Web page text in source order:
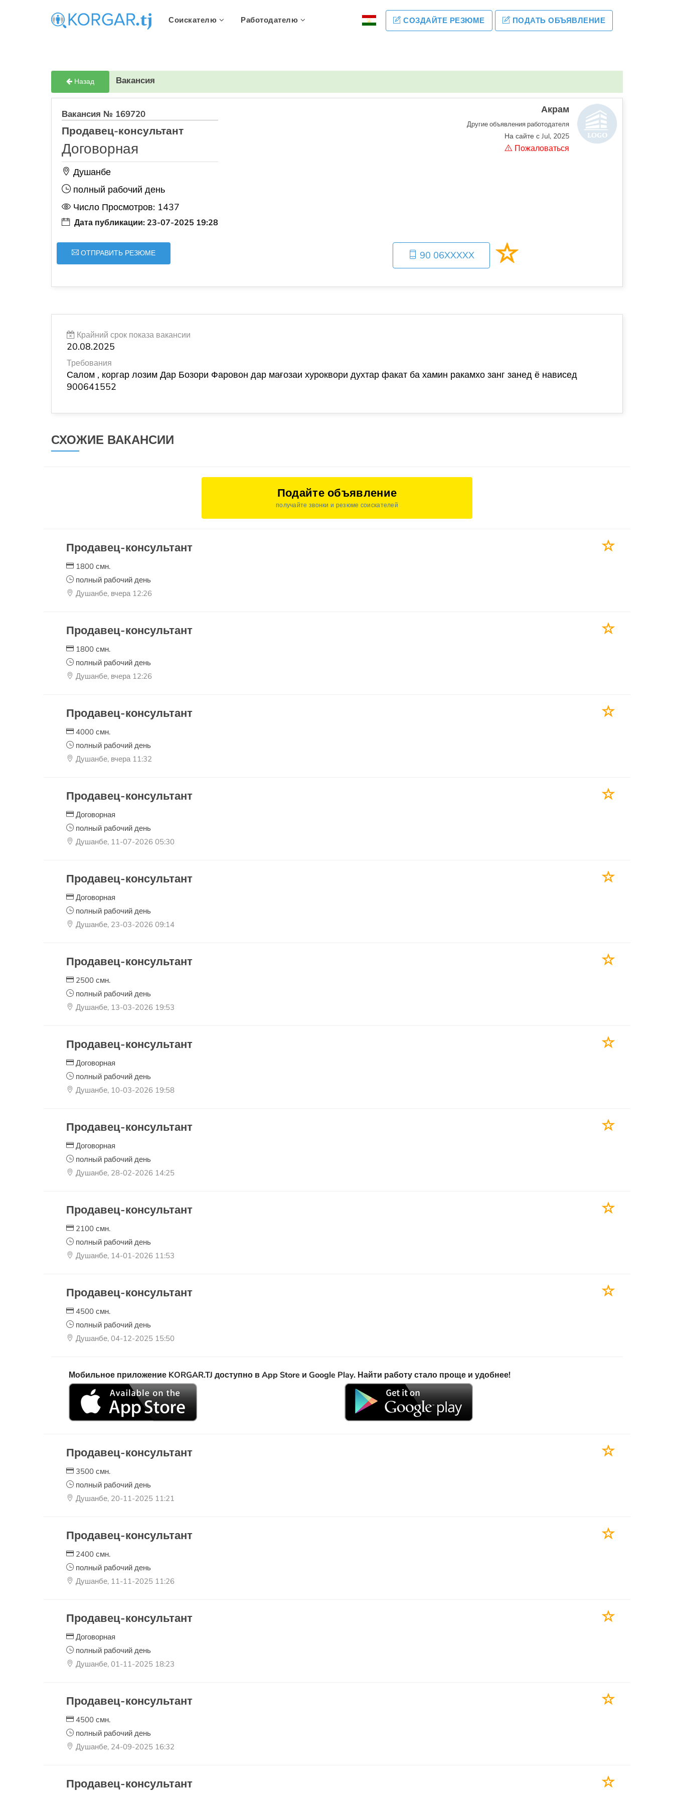
Соискателю Работодателю СОЗДАЙТЕ РЕЗЮМЕ ПОДАТЬ ОБЪЯВЛЕНИЕ
Назад Вакансия
Вакансия № 169720
Продавец-консультант
Договорная
Душанбе
полный рабочий день
Число Просмотров: 1437
Дата публикации: 23-07-2025 19:28
Акрам
Другие объявления работодателя
На сайте с Jul, 2025
Пожаловаться
ОТПРАВИТЬ РЕЗЮМЕ 90 06XXXXX
Крайний срок показа вакансии
20.08.2025
Требования
Салом , коргар лозим Дар Бозори Фаровон дар мағозаи хуроквори духтар факат ба хамин ракамхо занг занед ё нависед
900641552
СХОЖИЕ ВАКАНСИИ
Подайте объявление
получайте звонки и резюме соискателей
Продавец-консультант
1800 смн.
полный рабочий день
Душанбе, вчера 12:26
Продавец-консультант
1800 смн.
полный рабочий день
Душанбе, вчера 12:26
Продавец-консультант
4000 смн.
полный рабочий день
Душанбе, вчера 11:32
Продавец-консультант
Договорная
полный рабочий день
Душанбе, 11-07-2026 05:30
Продавец-консультант
Договорная
полный рабочий день
Душанбе, 23-03-2026 09:14
Продавец-консультант
2500 смн.
полный рабочий день
Душанбе, 13-03-2026 19:53
Продавец-консультант
Договорная
полный рабочий день
Душанбе, 10-03-2026 19:58
Продавец-консультант
Договорная
полный рабочий день
Душанбе, 28-02-2026 14:25
Продавец-консультант
2100 смн.
полный рабочий день
Душанбе, 14-01-2026 11:53
Продавец-консультант
4500 смн.
полный рабочий день
Душанбе, 04-12-2025 15:50
Мобильное приложение KORGAR.TJ доступно в App Store и Google Play. Найти работу стало проще и удобнее!
Продавец-консультант
3500 смн.
полный рабочий день
Душанбе, 20-11-2025 11:21
Продавец-консультант
2400 смн.
полный рабочий день
Душанбе, 11-11-2025 11:26
Продавец-консультант
Договорная
полный рабочий день
Душанбе, 01-11-2025 18:23
Продавец-консультант
4500 смн.
полный рабочий день
Душанбе, 24-09-2025 16:32
Продавец-консультант